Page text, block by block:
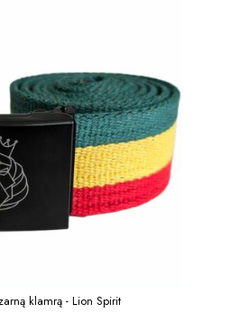
klamrą - Lion Spirit